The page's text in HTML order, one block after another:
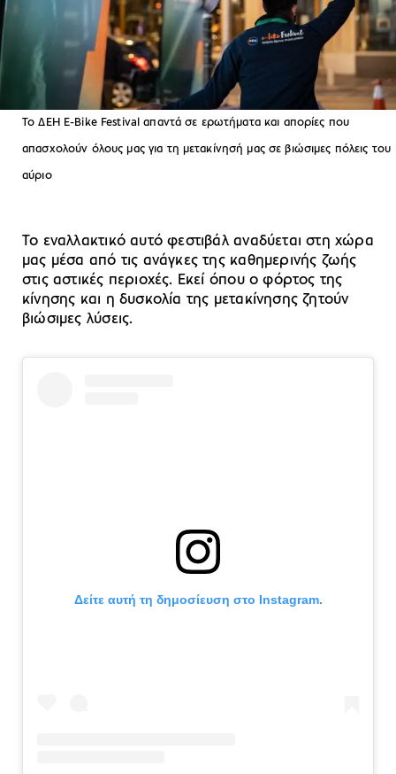
Το ΔΕΗ Ε-Bike Festival απαντά σε ερωτήματα και απορίες που
απασχολούν όλους μας για τη μετακίνησή μας σε βιώσιμες πόλεις του
αύριο
Το εναλλακτικό αυτό φεστιβάλ αναδύεται στη χώρα
μας μέσα από τις ανάγκες της καθημερινής ζωής
στις αστικές περιοχές. Εκεί όπου ο φόρτος της
κίνησης και η δυσκολία της μετακίνησης ζητούν
βιώσιμες λύσεις.
Δείτε αυτή τη δημοσίευση στο Instagram.